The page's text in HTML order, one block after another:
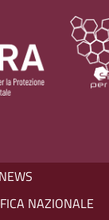
NEWS
NAZIONALE